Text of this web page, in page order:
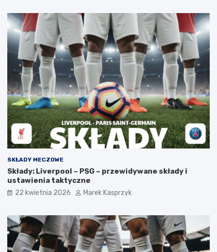
SKŁADY MECZOWE
Składy: Liverpool – PSG – przewidywane składy i
ustawienia taktyczne
22 kwietnia 2026 Marek Kasprzyk